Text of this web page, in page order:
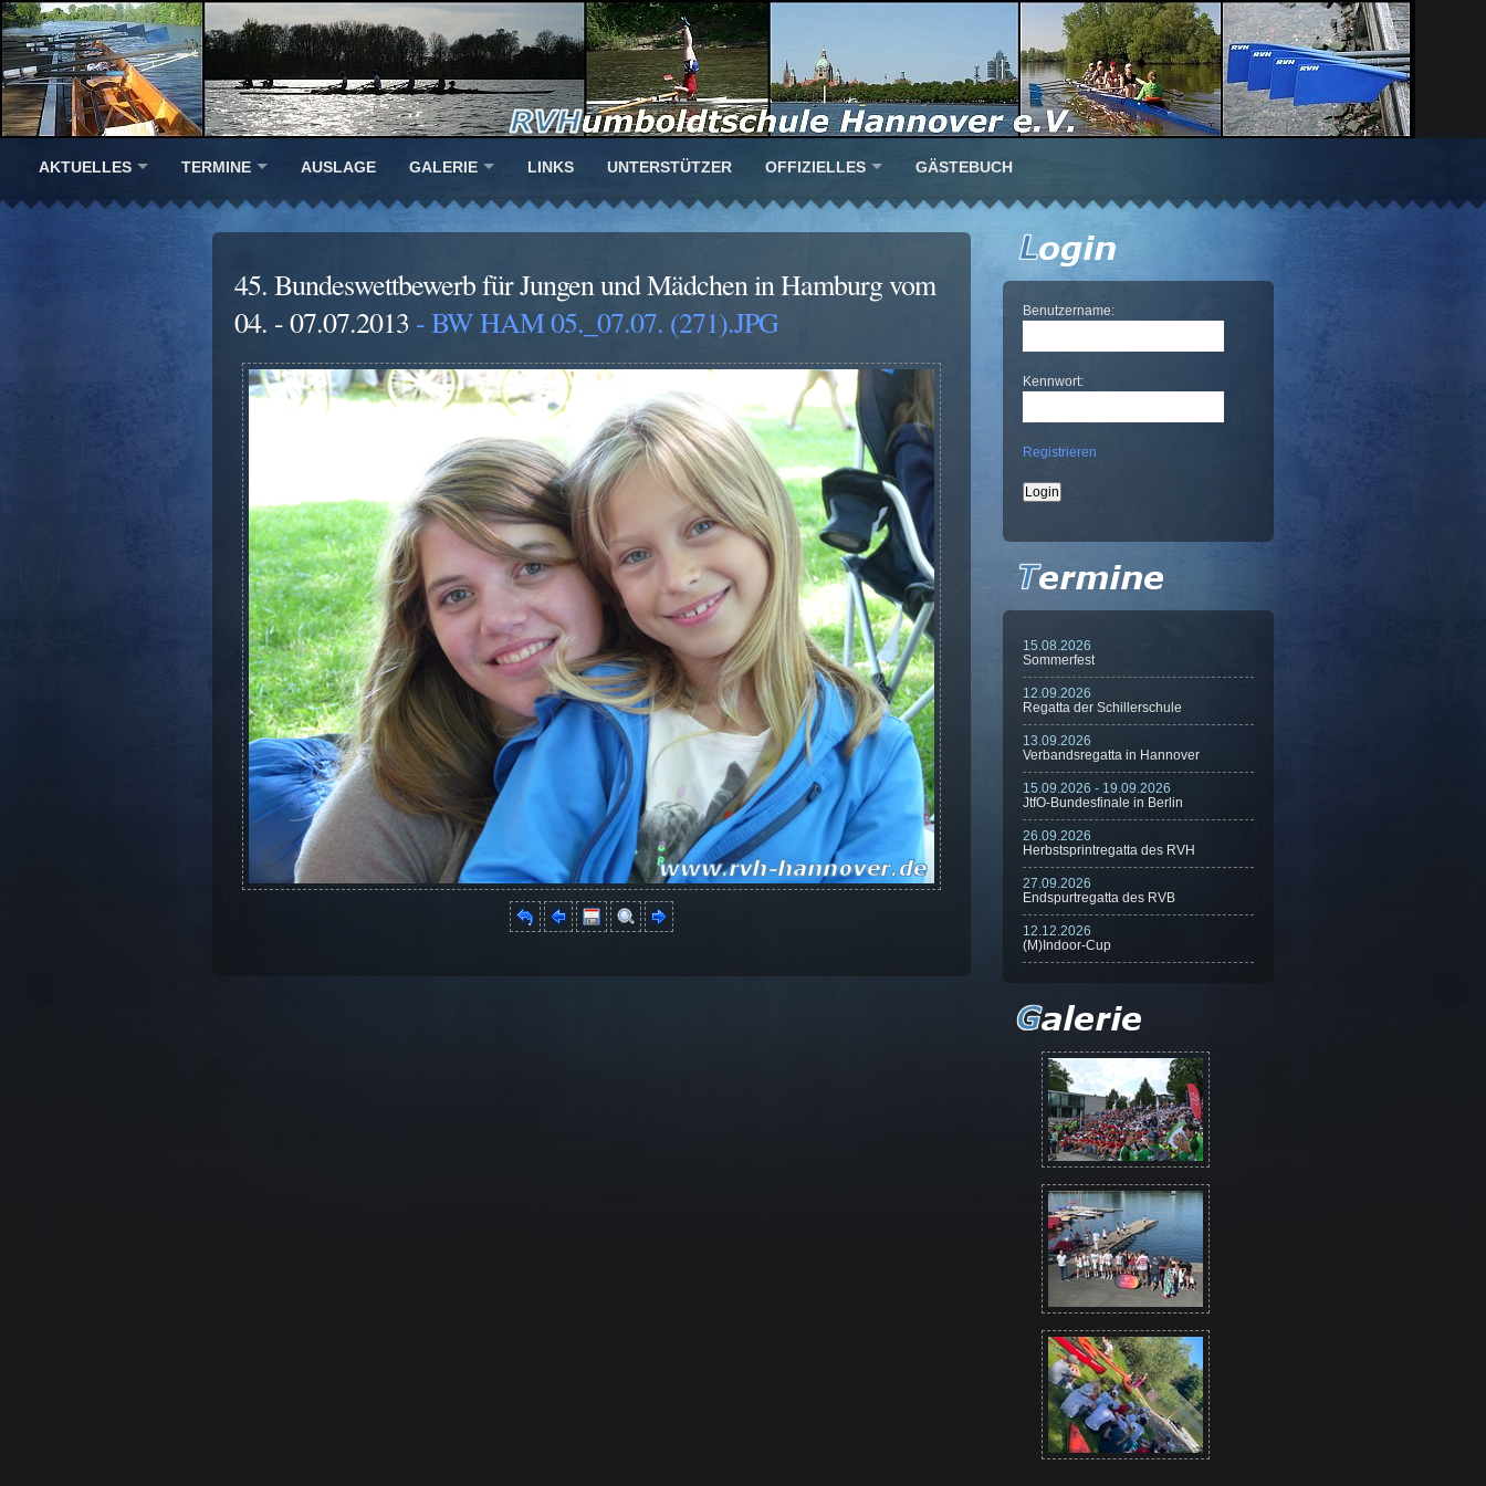
AKTUELLES TERMINE AUSLAGE GALERIE LINKS UNTERSTÜTZER OFFIZIELLES GÄSTEBUCH
45. Bundeswettbewerb für Jungen und Mädchen in Hamburg vom
04. - 07.07.2013 - BW HAM 05._07.07. (271).JPG Benutzername:
Kennwort:
Registrieren
15.08.2026
Sommerfest
12.09.2026
Regatta der Schillerschule
13.09.2026
Verbandsregatta in Hannover
15.09.2026 - 19.09.2026
JtfO-Bundesfinale in Berlin
26.09.2026
Herbstsprintregatta des RVH
27.09.2026
Endspurtregatta des RVB
12.12.2026
(M)Indoor-Cup